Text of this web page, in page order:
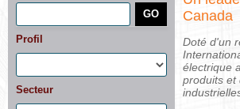
Profil
Secteur
Canada
Doté d'un
électrique
produits et